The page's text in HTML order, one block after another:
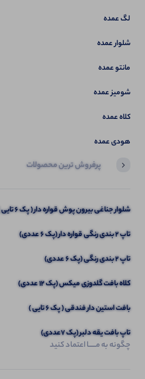
لگ عمده
شلوار عمده
مانتو عمده
شومیز عمده
کلاه عمده
هودی عمده
پرفروش ترین محصولات
آخرین محصولاتی که بازدید کردید
شلوار جناغی بیرون پوش قواره دار ( پک 6 تایی )
تاپ ۲ بندی رنگی قواره دار (پک 6 عددی)
تاپ 2 بندی رنگی (پک 6 عددی)
کلاه بافت گلدوزی میکس (پک 12 عددی)
بافت استین دار فندقی ( پک 6 تایی )
تاپ بافت یقه دلبر (پک 7عددی)
پافر سیلیکونی كمر گت مشکی (پک 3 عددی)
چگونه به مــــــا اعتماد کنید